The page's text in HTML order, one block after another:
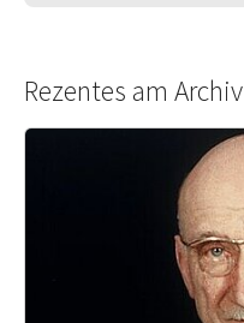
Rezentes am Archiv